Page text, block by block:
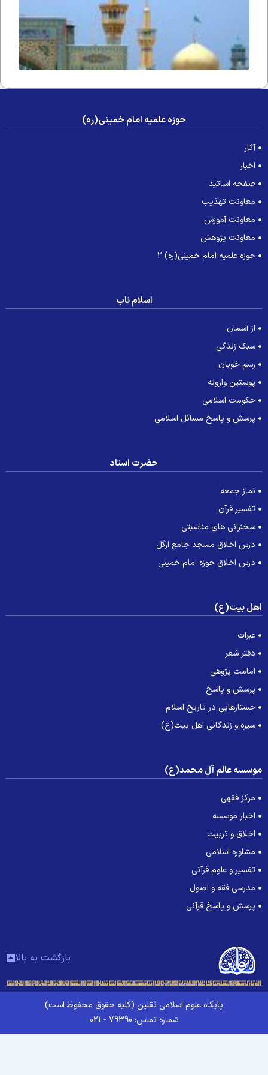
حوزه علمیه امام خمینی(ره)
آثار
اخبار
صفحه اساتید
معاونت تهذیب
معاونت آموزش
معاونت پژوهش
حوزه علمیه امام خمینی(ره) 2
اسلام ناب
از آسمان
سبک زندگی
رسم خوبان
پوستین وارونه
حکومت اسلامی
پرسش و پاسخ مسائل اسلامی
حضرت استاد
نماز جمعه
تفسیر قرآن
سخنرانی های مناسبتی
درس اخلاق مسجد جامع ازگل
درس اخلاق حوزه امام خمینی
بیت(ع)
عبرات
دفتر شعر
امامت پژوهی
پرسش و پاسخ
جستارهایی در تاریخ اسلام
سیره و زندگانی اهل بیت(ع)
عالم آل محمد(ع)
مرکز فقهی
اخبار موسسه
اخلاق و تربیت
مشاوره اسلامی
تفسیر و علوم قرآنی
مدرسی فقه و اصول
پرسش و پاسخ قرآنی
بازگشت به بالا
پایگاه علوم اسلامی ثقلین (کلیه حقوق محفوظ است)
شماره تماس: 79390 - 021